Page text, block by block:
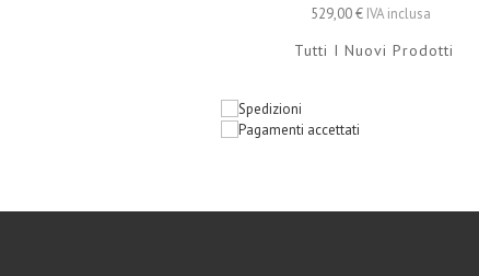
529,00 € IVA inclusa
Tutti I Nuovi Prodotti